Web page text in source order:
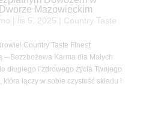
Mazowieckim
lis 5, 2025 Country Taste
Country Taste Finest:
Bezzbożowa Karma dla Małych
długiego i zdrowego życia Twojego
łączy w sobie czystość składu i